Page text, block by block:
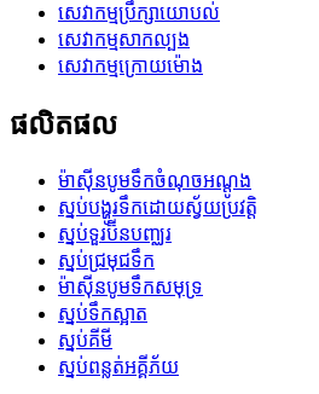
សេវាកម្មប្រឹក្សាយោបល់
សេវាកម្មសាកល្បង
សេវាកម្មក្រោយម៉ោង
ផលិតផល
ម៉ាស៊ីនបូមទឹកចំណុចអណ្តូង
ស្នប់បង្ហូរទឹកដោយស្វ័យប្រវត្តិ
ស្នប់ទួរប៊ីនបញ្ឈរ
ស្នប់​ជ្រមុជ​ទឹក
ម៉ាស៊ីនបូមទឹកសមុទ្រ
ស្នប់ទឹកស្អាត
ស្នប់គីមី
ស្នប់ពន្លត់អគ្គីភ័យ